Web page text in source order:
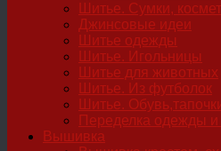
Шитье. Сумки,
Джинсовые идеи
Шитье одежды
Шитье. Игольницы
Шитье для животных
Шитье. Из футболок
Шитье.
Переделка одежды и
Вышивка